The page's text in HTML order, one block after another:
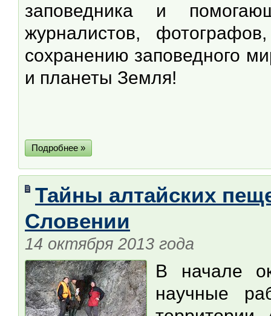
заповедника и
журналистов,
сохранению заповедного
и планеты Земля!
Подробнее »
Тайны алтайских
Словении
14 октября 2013 года
В начале
научные